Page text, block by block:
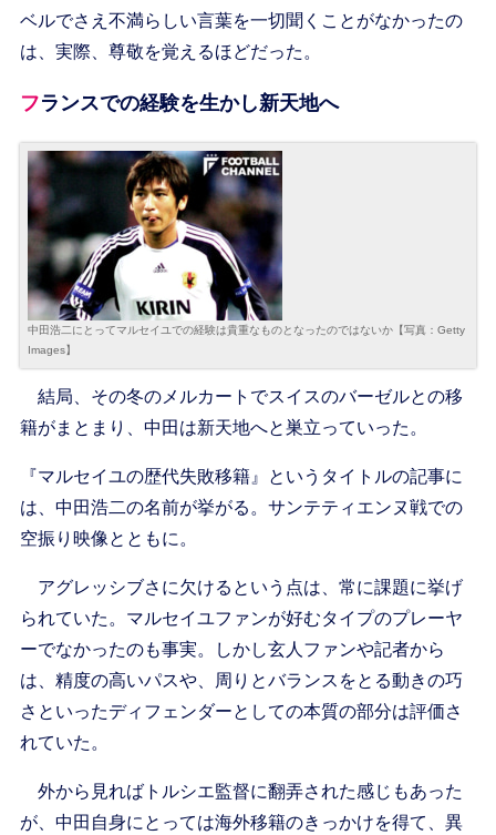
ベルでさえ不満らしい言葉を一切聞くことがなかったの
は、実際、尊敬を覚えるほどだった。
フランスでの経験を生かし新天地へ
中田浩二にとってマルセイユでの経験は貴重なものとなったのではないか【写真：Getty
Images】
結局、その冬のメルカートでスイスのバーゼルとの移
籍がまとまり、中田は新天地へと巣立っていった。
『マルセイユの歴代失敗移籍』というタイトルの記事に
は、中田浩二の名前が挙がる。サンテティエンヌ戦での
空振り映像とともに。
アグレッシブさに欠けるという点は、常に課題に挙げ
られていた。マルセイユファンが好むタイプのプレーヤ
ーでなかったのも事実。しかし玄人ファンや記者から
は、精度の高いパスや、周りとバランスをとる動きの巧
さといったディフェンダーとしての本質の部分は評価さ
れていた。
外から見ればトルシエ監督に翻弄された感じもあった
が、中田自身にとっては海外移籍のきっかけを得て、異